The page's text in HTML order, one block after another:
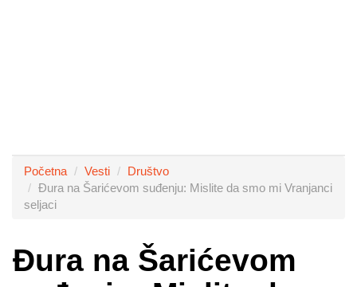
Početna Vesti
Društvo
Đura na Šarićevom suđenju: Mislite da smo mi Vranjanci
seljaci
Đura na Šarićevom